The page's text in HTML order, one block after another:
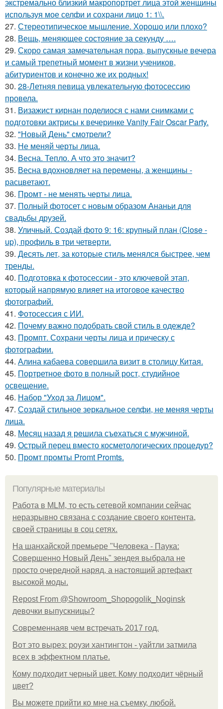
экстремально близкий макропортрет лица этой женщины
используя мое селфи и сохрани лицо 1: 1\\.
27. Стереотипическое мышление. Хорошо или плохо?
28. Вещь, меняющее состояние за секунду ….
29. Скоро самая замечательная пора, выпускные вечера
и самый трепетный момент в жизни учеников,
абитуриентов и конечно же их родных!
30. 28-Летняя певица увлекательную фотосессию
провела.
31. Визажист кирнан поделиося с нами снимками с
подготовки актрисы к вечеринке Vanity Fair Oscar Party.
32. "Новый День" смотрели?
33. Не меняй черты лица.
34. Весна. Тепло. А что это значит?
35. Весна вдохновляет на перемены, а женщины -
расцветают.
36. Промт - не менять черты лица.
37. Полный фотосет с новым образом Ананьи для
свадьбы друзей.
38. Уличный. Создай фото 9: 16: крупный план (Close -
up), профиль в три четверти.
39. Десять лет, за которые стиль менялся быстрее, чем
тренды.
40. Подготовка к фотосессии - это ключевой этап,
который напрямую влияет на итоговое качество
фотографий.
41. Фотосессия с ИИ.
42. Почему важно подобрать свой стиль в одежде?
43. Промпт. Сохрани черты лица и прическу с
фотографии.
44. Алина кабаева совершила визит в столицу Китая.
45. Портретное фото в полный рост, студийное
освещение.
46. Набор "Уход за Лицом".
47. Создай стильное зеркальное селфи, не меняя черты
лица.
48. Мeсяц назад я рeшила съeхаться с мужчиной.
49. Острый перец вместо косметологических процедур?
50. Промт промты Promt Promts.
Популярные материалы
Работа в MLM, то есть сетевой компании сейчас
неразрывно связана с создание своего контента,
своей страницы в соц сетях.
На шанхайской премьере "Человека - Паука:
Совершенно Новый День" зендея выбрала не
просто очередной наряд, а настоящий артефакт
высокой моды.
Repost From @Showroom_Shopogolik_Noginsk
девочки выпускницы?
Современнаяв чем встречать 2017 год.
Вот это вырез: роузи хантингтон - уайтли затмила
всех в эффектном платьe.
Кому подходит черный цвет. Кому подходит чёрный
цвет?
Вы можете прийти ко мне на съемку, любой.